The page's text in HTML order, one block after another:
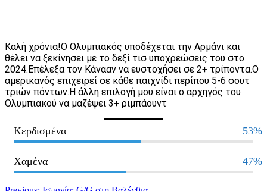
Καλή χρόνια!Ο Ολυμπιακός υποδέχεται την Αρμάνι και
θέλει να ξεκίνησει με το δεξί τισ υποχρεώσεις του στο
2024.Επέλεξα τον Κάνααν να ευστοχήσει σε 2+ τρίποντα.Ο
αμερικανός επιχειρεί σε κάθε παιχνίδι περίπου 5-6 σουτ
τριών πόντων.Η άλλη επιλογή μου είναι ο αρχηγός του
Ολυμπιακού να μαζέψει 3+ ριμπάουντ
Κερδισμένα 53%
Χαμένα 47%